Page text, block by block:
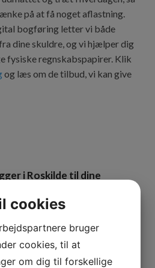
på at få noget aflastning.
bogføring letter vi både
dine skuldre, og vi hjælper dig
fysiske regnskabspapirer. Klik
og læs om de tilbud, vi kan give
i Roskilde til dine
cookies
bruger
cookies, til at
om dig til forskellige